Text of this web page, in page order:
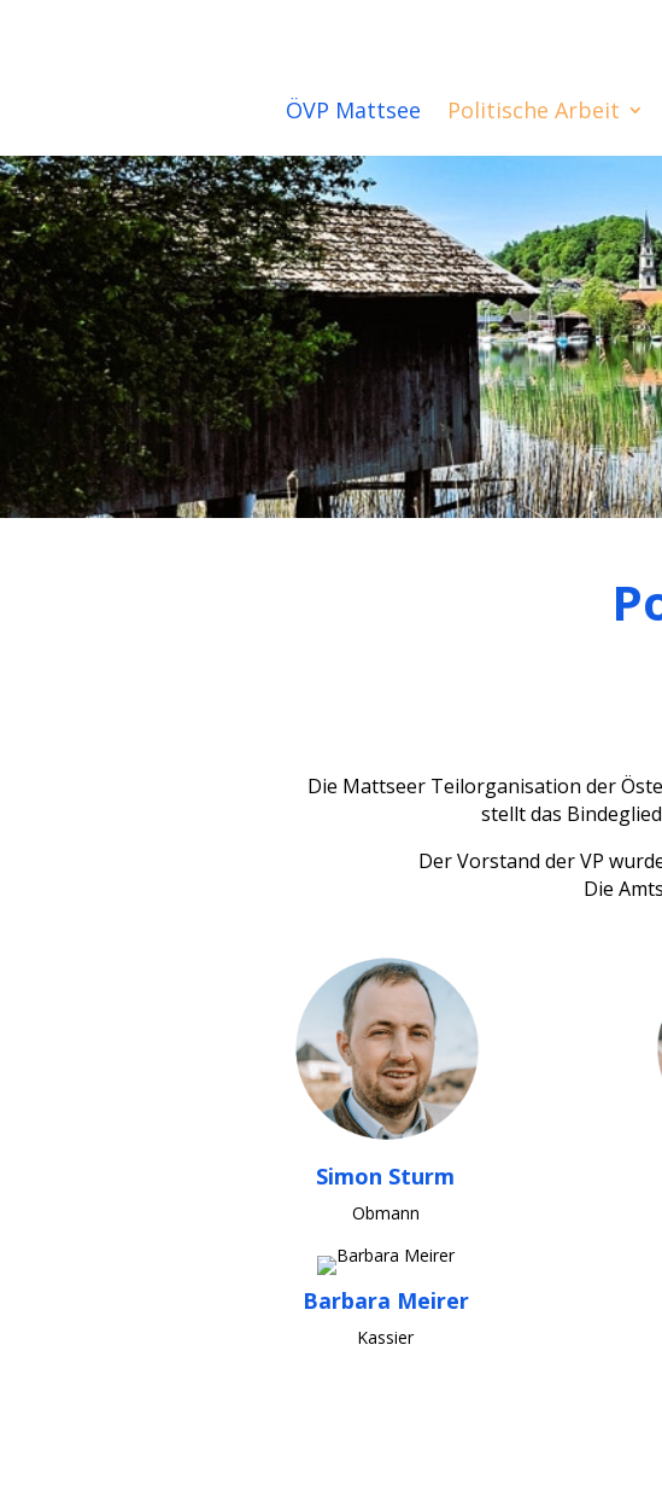
ÖVP Mattsee Politische Arbeit
Die Mattseer Teilorganisation der
stellt das
Der Vorstand der VP
Die
Simon Sturm
Obmann
Barbara Meirer
Kassier